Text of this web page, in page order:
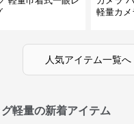
軽量カ
人気アイテム一覧へ
軽量の新着アイテム